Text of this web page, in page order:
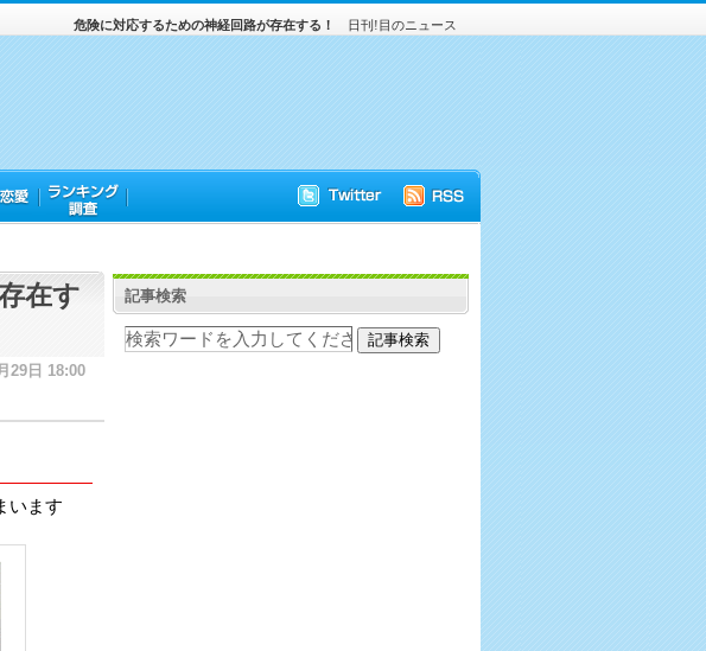
日刊!目のニュース
危険に対応するための神経回路が存在する！
在す
29日 18:00
います
記事検索